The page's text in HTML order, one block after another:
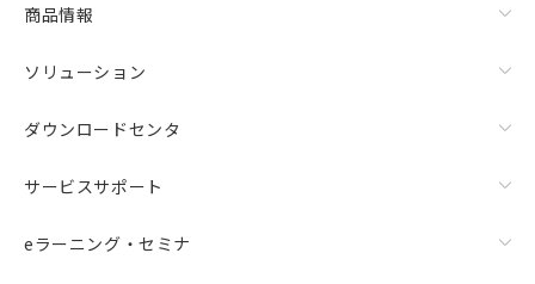
商品情報
ソリューション
ダウンロードセンタ
サービスサポート
eラーニング・セミナ